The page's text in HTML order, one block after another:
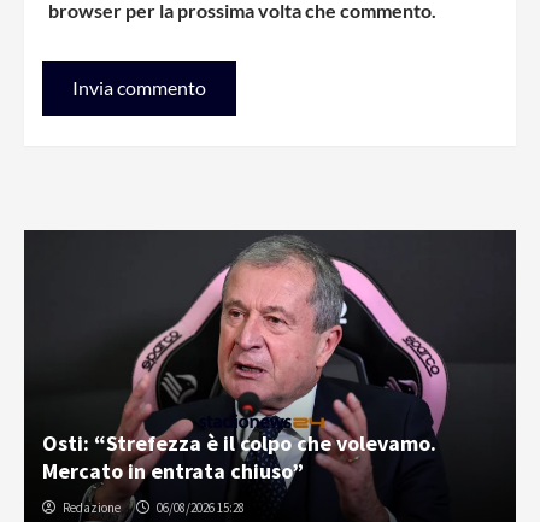
browser per la prossima volta che commento.
Osti: “Strefezza è il colpo che volevamo.
Mercato in entrata chiuso”
Redazione 06/08/2026 15:28